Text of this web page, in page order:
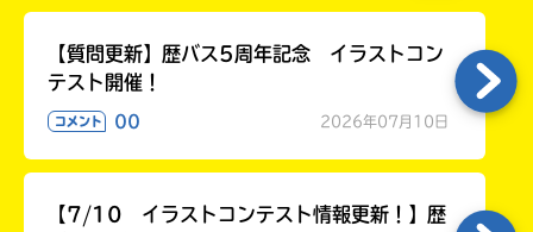
【質問更新】歴バス5周年記念 イラストコン
テスト開催！
コメント 00 2026年07月10日
【7/10 イラストコンテスト情報更新！】歴